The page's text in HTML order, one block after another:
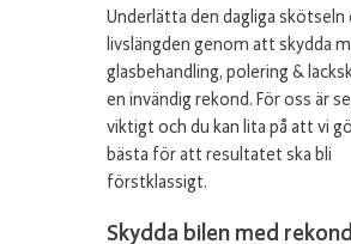
Underlätta den dagliga skötseln
livslängden genom att skydda
glasbehandling, polering &
en invändig rekond. För oss är
viktigt och du kan lita på att vi
bästa för att resultatet ska bli
förstklassigt.
Skydda bilen med rekond